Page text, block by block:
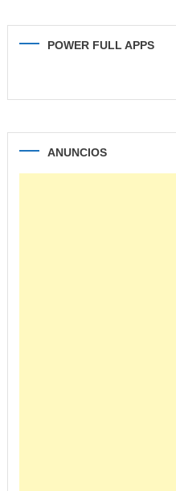
POWER FULL APPS
ANUNCIOS